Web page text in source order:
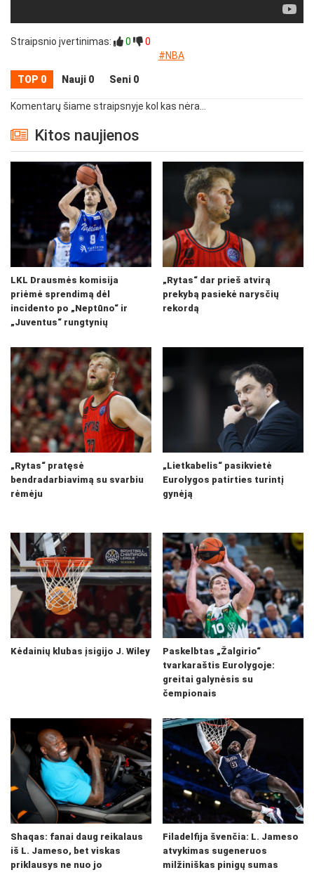
Straipsnio įvertinimas: 0
0
#NBA
TOP 0 Nauji 0 Seni 0
Komentarų šiame straipsnyje kol kas nėra...
Kitos naujienos
LKL Drausmės komisija
priėmė sprendimą dėl
incidento po „Neptūno“ ir
„Juventus“ rungtynių
„Rytas“ dar prieš atvirą
prekybą pasiekė narysčių
rekordą
„Rytas“ pratęsė
bendradarbiavimą su svarbiu
rėmėju
„Lietkabelis“ pasikvietė
Eurolygos patirties turintį
gynėją
Kėdainių klubas įsigijo J. Wiley
Paskelbtas „Žalgirio“
tvarkaraštis Eurolygoje:
greitai galynėsis su
čempionais
Shaqas: fanai daug reikalaus
iš L. Jameso, bet viskas
priklausys ne nuo jo
Filadelfija švenčia: L. Jameso
atvykimas sugeneruos
milžiniškas pinigų sumas